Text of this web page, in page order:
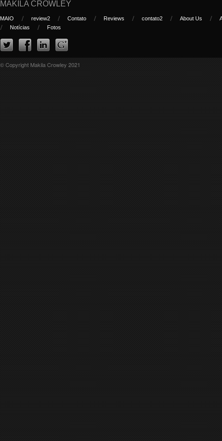
MAKILA CROWLEY
MAIO review2 Contato Reviews contato2 About Us
Notícias
Fotos
© Copyright Makila Crowley 2021